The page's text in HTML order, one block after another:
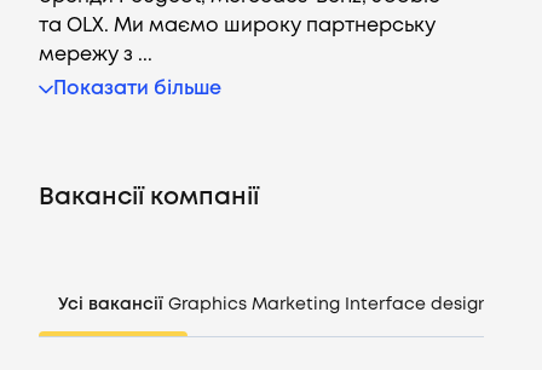
UA
та OLX. Ми маємо широку партнерську
мережу з ...
Показати більше
Вакансії компанії
Усі вакансії Graphics Marketing Interface design